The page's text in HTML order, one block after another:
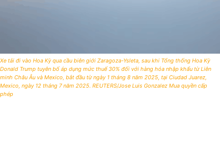
Xe tải đi vào Hoa Kỳ qua cầu biên giới Zaragoza-Ysleta, sau khi Tổng thống Hoa Kỳ
Donald Trump tuyên bố áp dụng mức thuế 30% đối với hàng hóa nhập khẩu từ Liên
minh Châu Âu và Mexico, bắt đầu từ ngày 1 tháng 8 năm 2025, tại Ciudad Juarez,
Mexico, ngày 12 tháng 7 năm 2025. REUTERS/Jose Luis Gonzalez Mua quyền cấp
phép